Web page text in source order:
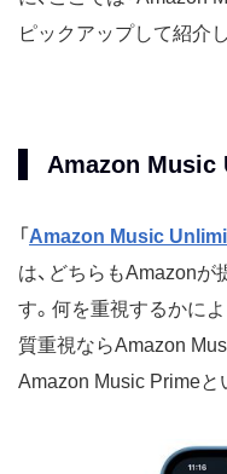
ピックアップして紹介し
Amazon Music
「 Amazon Music
は、どちらもAmazon
す。何を重視するかに
質重視ならAmazon
Amazon Music Primeと